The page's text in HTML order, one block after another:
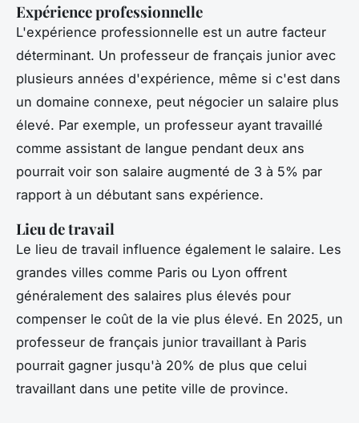
Expérience professionnelle
L'expérience professionnelle est un autre facteur
déterminant. Un professeur de français junior avec
plusieurs années d'expérience, même si c'est dans
un domaine connexe, peut négocier un salaire plus
élevé. Par exemple, un professeur ayant travaillé
comme assistant de langue pendant deux ans
pourrait voir son salaire augmenté de 3 à 5% par
rapport à un débutant sans expérience.
Lieu de travail
Le lieu de travail influence également le salaire. Les
grandes villes comme Paris ou Lyon offrent
généralement des salaires plus élevés pour
compenser le coût de la vie plus élevé. En 2025, un
professeur de français junior travaillant à Paris
pourrait gagner jusqu'à 20% de plus que celui
travaillant dans une petite ville de province.